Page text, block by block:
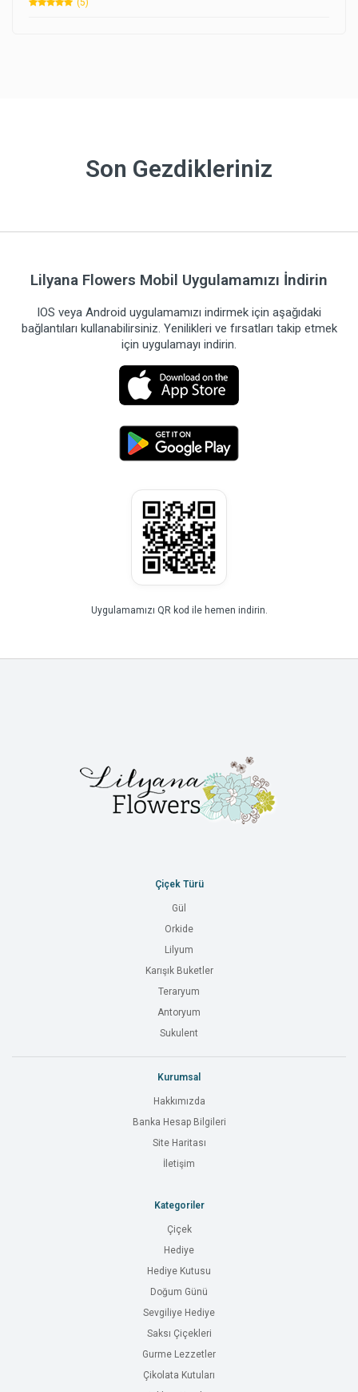
(5)
Son Gezdikleriniz
Lilyana Flowers Mobil Uygulamamızı İndirin
IOS veya Android uygulamamızı indirmek için aşağıdaki
bağlantıları kullanabilirsiniz. Yenilikleri ve fırsatları takip etmek
için uygulamayı indirin.
Uygulamamızı QR kod ile hemen indirin.
Çiçek Türü
Gül
Orkide
Lilyum
Karışık Buketler
Teraryum
Antoryum
Sukulent
Kurumsal
Hakkımızda
Banka Hesap Bilgileri
Site Haritası
İletişim
Kategoriler
Çiçek
Hediye
Hediye Kutusu
Doğum Günü
Sevgiliye Hediye
Saksı Çiçekleri
Gurme Lezzetler
Çikolata Kutuları